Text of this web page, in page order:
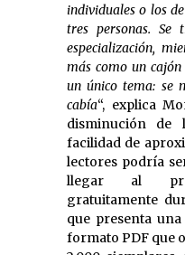
individuales o los
tres personas. Se
especialización,
más como un
un único tema: se
cabía“, explica
disminución de
facilidad de
lectores podría
llegar al
gratuitamente
que presenta
formato PDF que